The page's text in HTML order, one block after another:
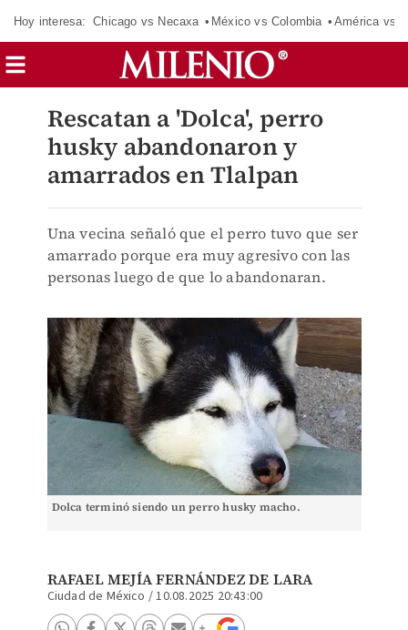
Hoy interesa: Chicago vs Necaxa México vs Colombia América vs
Rescatan a 'Dolca', perro
husky abandonaron y
amarrados en Tlalpan
Una vecina señaló que el perro tuvo que ser
amarrado porque era muy agresivo con las
personas luego de que lo abandonaran.
Dolca terminó siendo un perro husky macho.
RAFAEL MEJÍA FERNÁNDEZ DE LARA
Ciudad de México /10.08.2025 20:43:00